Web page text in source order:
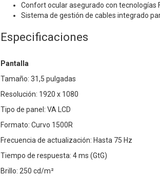
Confort ocular asegurado con tecnologías
Sistema de gestión de cables integrado
Especificaciones
Pantalla
Tamaño: 31,5 pulgadas
Resolución: 1920 x 1080
Tipo de panel: VA LCD
Formato: Curvo 1500R
Frecuencia de actualización: Hasta 75 Hz
Tiempo de respuesta: 4 ms (GtG)
Brillo: 250 cd/m²